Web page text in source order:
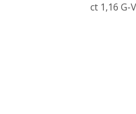
ct 1,16 G-